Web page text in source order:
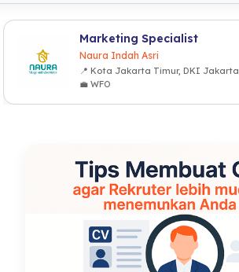
Marketing Specialist
Naura Indah Asri
📍 Kota Jakarta Timur, DKI Jakarta
💼 WFO